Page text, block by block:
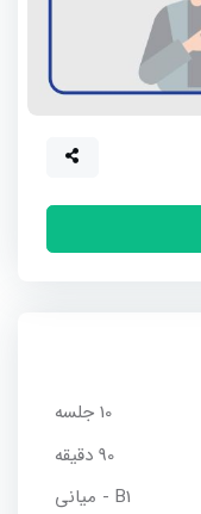
10 جلسه
90 دقیقه
B1 - میانی